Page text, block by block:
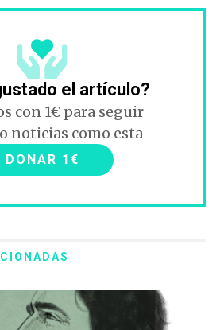
el artículo?
con 1€ para seguir
noticias como esta
DONAR 1€